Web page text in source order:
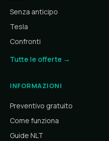
Senza anticipo
Tesla
Confronti
Tutte le offerte →
INFORMAZIONI
Preventivo gratuito
Come funziona
Guide NLT